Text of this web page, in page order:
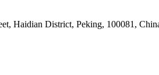
Haidian District, Peking, 100081,